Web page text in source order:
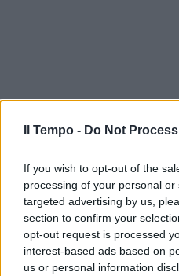
Il Tempo - Do Not
If you wish to opt-out of the
processing of your personal
targeted advertising by us,
section to confirm your
opt-out request is processed
interest-based ads based on
us or personal information
In evidenza